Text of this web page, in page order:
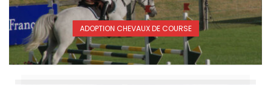
ADOPTION CHEVAUX DE COURSE